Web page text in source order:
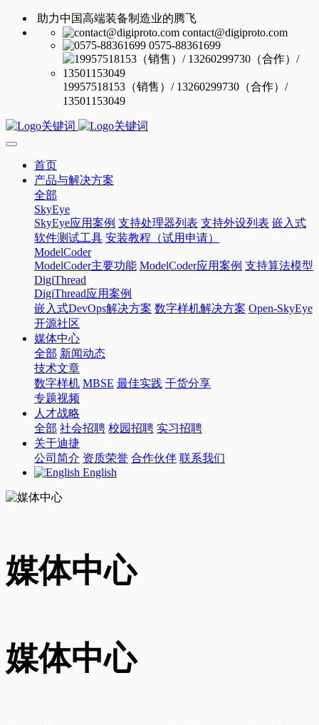
助力中国高端装备制造业的腾飞
contact@digiproto.com
0575-88361699
19957518153（销售）/ 13260299730（合作）/
13501153049
首页
产品与解决方案
全部
SkyEye
SkyEye应用案例 支持处理器列表 支持外设列表 嵌入式
软件测试工具 安装教程（试用申请）
ModelCoder
ModelCoder主要功能 ModelCoder应用案例 支持算法模型
DigiThread
DigiThread应用案例
嵌入式DevOps解决方案 数字样机解决方案 Open-SkyEye
开源社区
媒体中心
全部 新闻动态
技术文章
数字样机 MBSE 最佳实践 干货分享
专题视频
人才战略
全部 社会招聘 校园招聘 实习招聘
关于迪捷
公司简介 资质荣誉 合作伙伴 联系我们
English
媒体中心
媒体中心